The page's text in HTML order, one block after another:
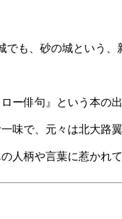
も、砂の城という、
ー俳句』という本の
味で、元々は北大路
人柄や言葉に惹かれ